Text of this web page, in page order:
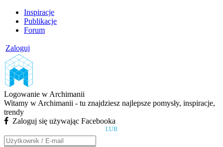
Inspiracje
Publikacje
Forum
Zaloguj
Logowanie w Archimanii
Witamy w Archimanii - tu znajdziesz najlepsze pomysły, inspiracje,
trendy
Zaloguj się używając Facebooka
LUB